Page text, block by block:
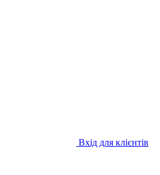
Вхід для клієнтів